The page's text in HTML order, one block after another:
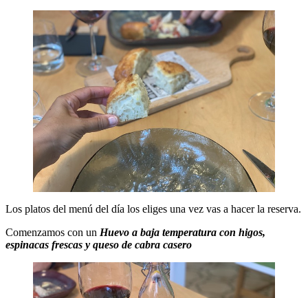
Los platos del menú del día los eliges una vez vas a hacer la reserva.
Comenzamos con un Huevo a baja temperatura con higos,
espinacas frescas y queso de cabra casero